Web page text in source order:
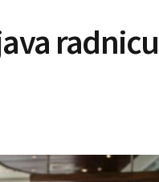
radnicu